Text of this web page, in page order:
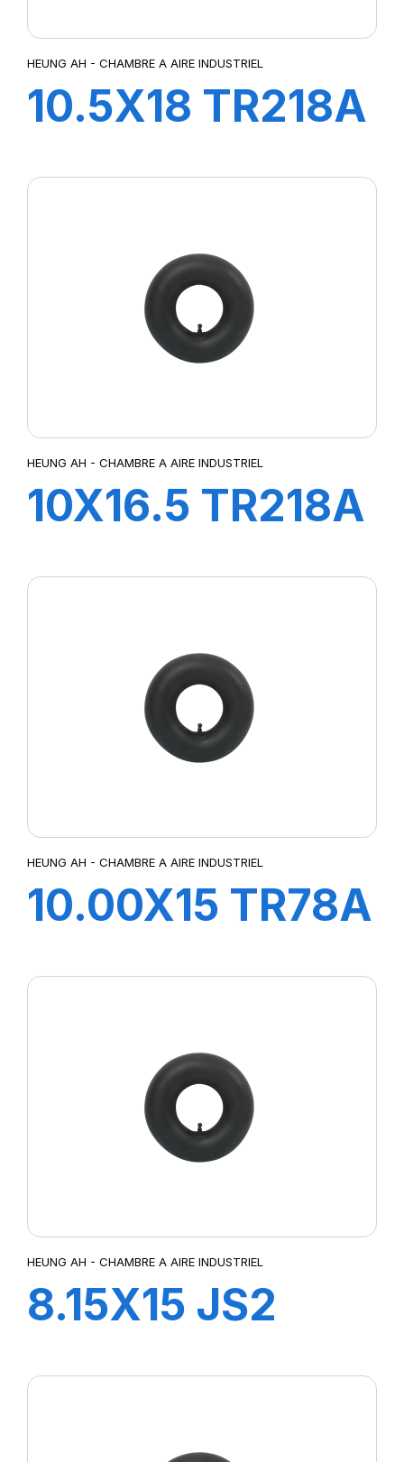
HEUNG AH - CHAMBRE A AIRE INDUSTRIEL
10.5X18 TR218A
HEUNG AH - CHAMBRE A AIRE INDUSTRIEL
10X16.5 TR218A
HEUNG AH - CHAMBRE A AIRE INDUSTRIEL
10.00X15 TR78A
HEUNG AH - CHAMBRE A AIRE INDUSTRIEL
8.15X15 JS2